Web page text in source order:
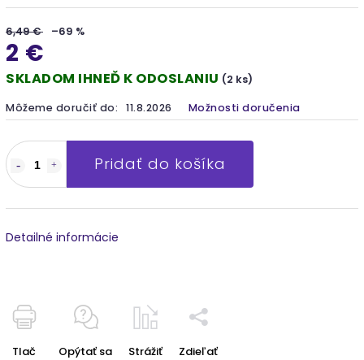
6,49 € –69 %
2 €
SKLADOM IHNEĎ K ODOSLANIU (2 ks)
Môžeme doručiť do: 11.8.2026 Možnosti doručenia
Pridať do košíka
Detailné informácie
Tlač Opýtať sa Strážiť Zdieľať